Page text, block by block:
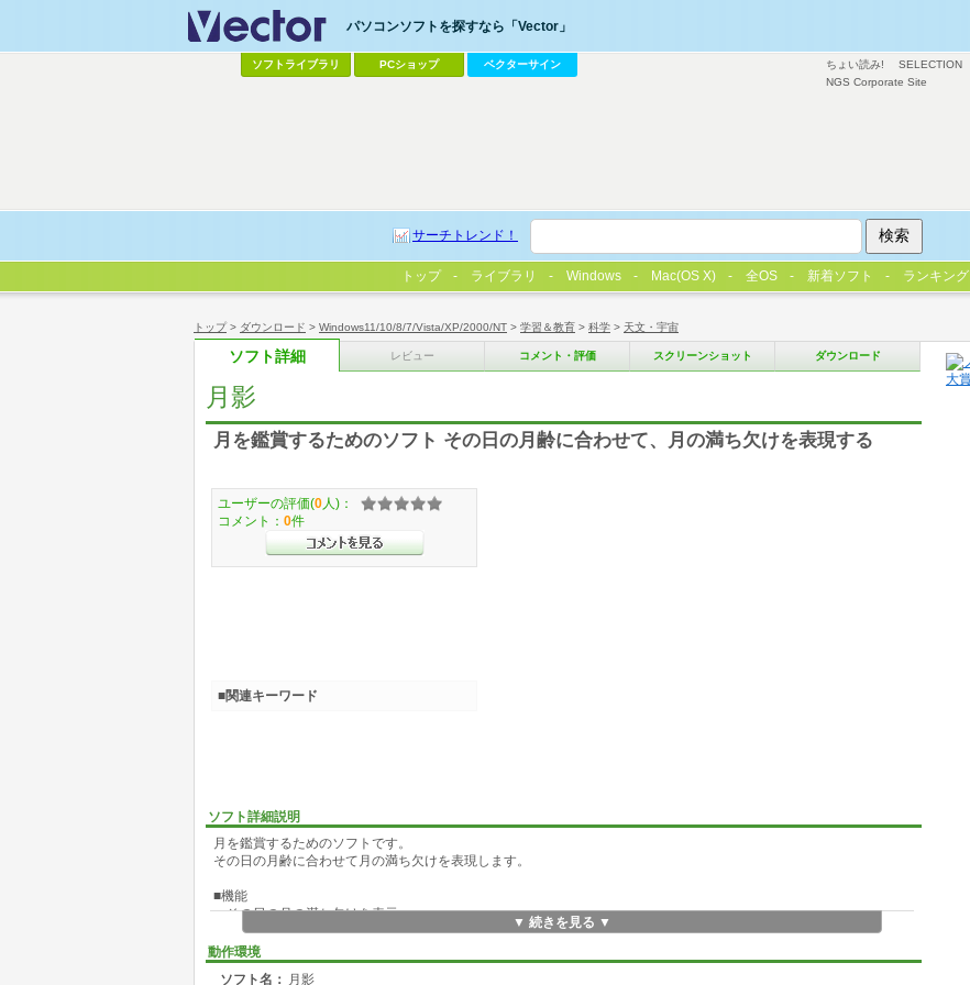
トップ> ダウンロード > Windows11/10/8/7/Vista/XP/2000/NT > 学習＆教育 > 科学 > 天文・宇宙
ソフト詳細 レビュー コメント・評価 スクリーンショット ダウンロード
月影
月を鑑賞するためのソフト その日の月齢に合わせて、月の満ち欠けを表現する
ソフト詳細説明
月を鑑賞するためのソフトです。
その日の月齢に合わせて月の満ち欠けを表現します。
■機能
・その日の月の満ち欠けを表示
・日付を指定して月の満ち欠けを表示
・月齢、月の出・月の入り時刻を表示
・満ち欠けのアニメーション
▼ 続きを見る ▼
動作環境
ソフト名： 月影
ユーザーの評価(0 人)：
コメント： 0件
■関連キーワード
ちょい読み! SELECTION
NGS Corporate Site
パソコンソフトを探すなら「Vector」
ソフトライブラリ PCショップ ベクターサイン
サーチトレンド！
トップ ライブラリ Windows Mac(OS X) 全OS 新着ソフト ランキング